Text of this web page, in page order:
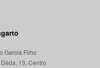
Garcia Filho
13, Centro